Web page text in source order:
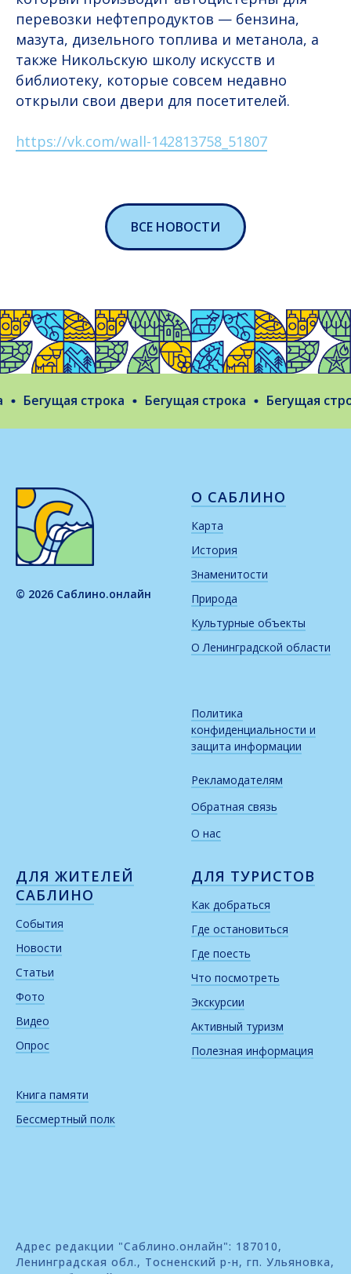
перевозки нефтепродуктов — бензина,
мазута, дизельного топлива и метанола, а
также Никольскую школу искусств и
библиотеку, которые совсем недавно
открыли свои двери для посетителей.
https://vk.com/wall-142813758_51807
ВСЕ НОВОСТИ
Бегущая строка Бегущая строка Бегущая
© 2026 Саблино.онлайн
О САБЛИНО
Карта
История
Знаменитости
Природа
Культурные объекты
О Ленинградской области
Политика
конфиденциальности и
защита информации
Рекламодателям
Обратная связь
О нас
ДЛЯ ЖИТЕЛЕЙ
САБЛИНО
События
Новости
Статьи
Фото
Видео
Опрос
Книга памяти
Бессмертный полк
ДЛЯ ТУРИСТОВ
Как добраться
Где остановиться
Где поесть
Что посмотреть
Экскурсии
Активный туризм
Полезная информация
Адрес редакции "Саблино.онлайн": 187010,
Ленинградская обл., Тосненский р-н, гп. Ульяновка,